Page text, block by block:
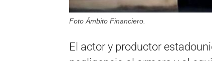
Foto Ámbito Financiero.
El actor y productor